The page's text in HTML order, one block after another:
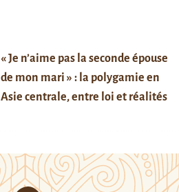
« Je n’aime pas la seconde épouse
de mon mari » : la polygamie en
Asie centrale, entre loi et réalités